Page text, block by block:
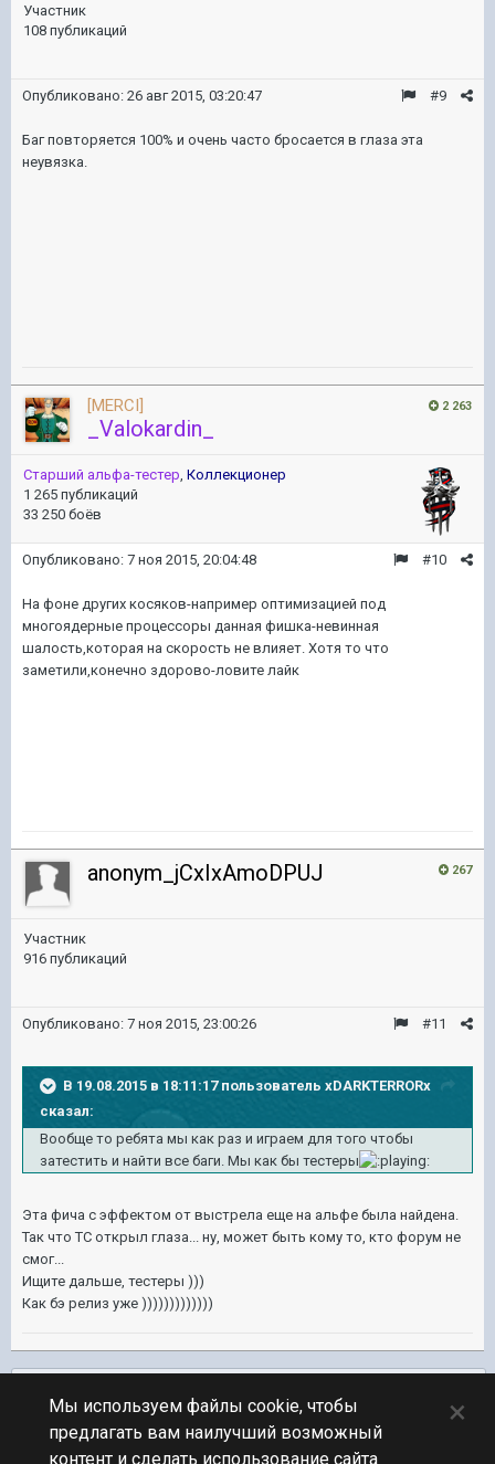
Участник
108 публикаций
#9
Опубликовано: 26 авг 2015, 03:20:47
Баг повторяется 100% и очень часто бросается в глаза эта
неувязка.
2 263
[MERCI]
_Valokardin_
Старший альфа-тестер Коллекционер
1 265 публикаций
33 250 боёв
#10
Опубликовано: 7 ноя 2015, 20:04:48
На фоне других косяков-например оптимизацией под
многоядерные процессоры данная фишка-невинная
шалость,которая на скорость не влияет. Хотя то что
заметили,конечно здорово-ловите лайк
267
anonym_jCxIxAmoDPUJ
Участник
916 публикаций
#11
Опубликовано: 7 ноя 2015, 23:00:26
В 19.08.2015 в 18:11:17 пользователь xDARKTERRORx
сказал:
Вообще то ребята мы как раз и играем для того чтобы
затестить и найти все баги. Мы как бы тестеры
Эта фича с эффектом от выстрела еще на альфе была найдена.
Так что ТС открыл глаза... ну, может быть кому то, кто форум не
смог...
Ищите дальше, тестеры )))
Как бэ релиз уже )))))))))))))
ПЕРЕЙТИ К СПИСКУ ТЕМ
Мы используем файлы cookie, чтобы
предлагать вам наилучший возможный
контент и сделать использование сайта
×